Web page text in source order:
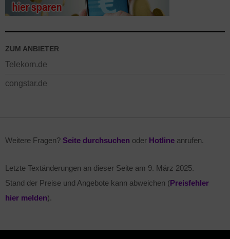
ZUM ANBIETER
Telekom.de
congstar.de
Weitere Fragen? Seite durchsuchen oder Hotline anrufen.
Letzte Textänderungen an dieser Seite am 9. März 2025.
Stand der Preise und Angebote kann abweichen (Preisfehler
hier melden).